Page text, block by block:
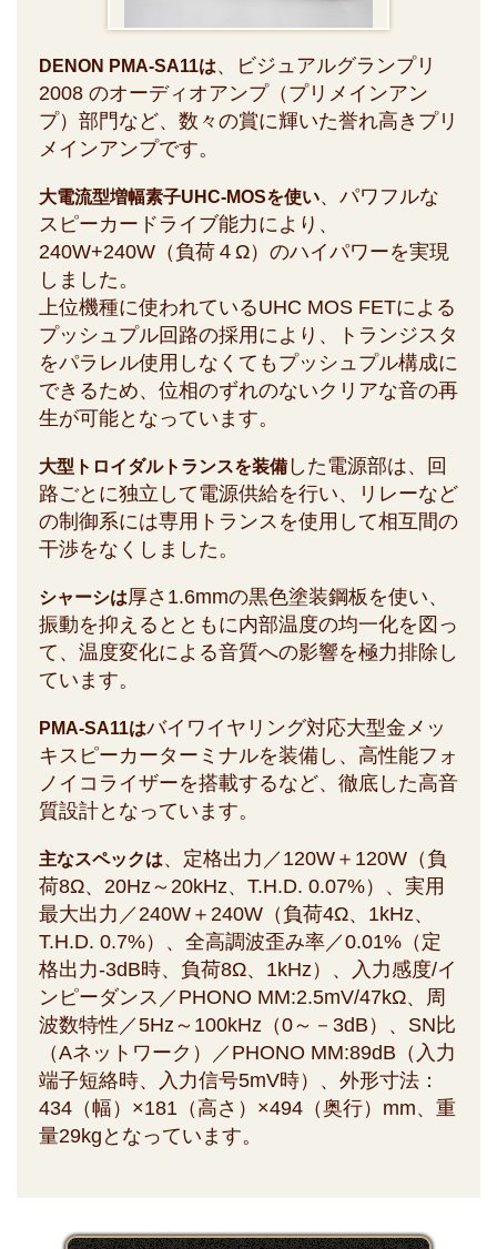
DENON PMA-SA11は、ビジュアルグランプリ
2008 のオーディオアンプ（プリメインアン
プ）部門など、数々の賞に輝いた誉れ高きプリ
メインアンプです。
大電流型増幅素子UHC-MOSを使い、パワフルな
スピーカードライブ能力により、
240W+240W（負荷４Ω）のハイパワーを実現
しました。
上位機種に使われているUHC MOS FETによる
プッシュプル回路の採用により、トランジスタ
をパラレル使用しなくてもプッシュプル構成に
できるため、位相のずれのないクリアな音の再
生が可能となっています。
大型トロイダルトランスを装備 した電源部は、回
路ごとに独立して電源供給を行い、リレーなど
の制御系には専用トランスを使用して相互間の
干渉をなくしました。
シャーシは厚さ1.6mmの黒色塗装鋼板を使い、
振動を抑えるとともに内部温度の均一化を図っ
て、温度変化による音質への影響を極力排除し
ています。
PMA-SA11はバイワイヤリング対応大型金メッ
キスピーカーターミナルを装備し、高性能フォ
ノイコライザーを搭載するなど、徹底した高音
質設計となっています。
主なスペックは、定格出力／120W＋120W（負
荷8Ω、20Hz～20kHz、T.H.D. 0.07%）、実用
最大出力／240W＋240W（負荷4Ω、1kHz、
T.H.D. 0.7%）、全高調波歪み率／0.01%（定
格出力-3dB時、負荷8Ω、1kHz）、入力感度/イ
ンピーダンス／PHONO MM:2.5mV/47kΩ、周
波数特性／5Hz～100kHz（0～－3dB）、SN比
（Aネットワーク）／PHONO MM:89dB（入力
端子短絡時、入力信号5mV時）、外形寸法：
434（幅）×181（高さ）×494（奥行）mm、重
量29kgとなっています。